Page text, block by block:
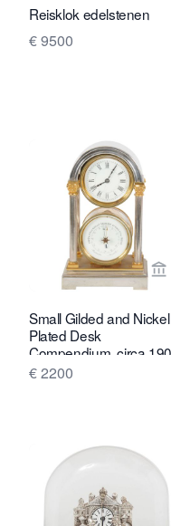
Reisklok edelstenen
€ 9500
Small Gilded and Nickel
Plated Desk
Compendium, circa
€ 2200